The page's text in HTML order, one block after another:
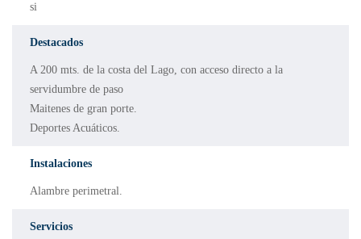
si
Destacados
A 200 mts. de la costa del Lago, con acceso directo a la
servidumbre de paso
Maitenes de gran porte.
Deportes Acuáticos.
Instalaciones
Alambre perimetral.
Servicios